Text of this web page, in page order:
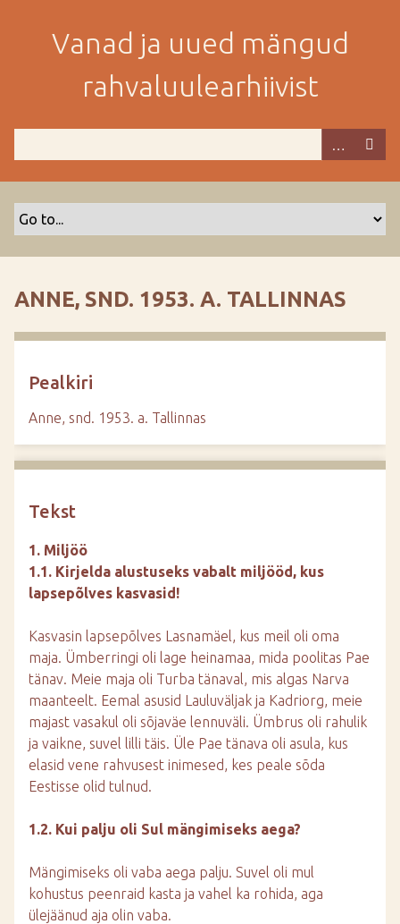
i
Vanad ja uued mängud
rahvaluulearhiivist
ANNE, SND. 1953. A. TALLINNAS
Pealkiri
Anne, snd. 1953. a. Tallinnas
Tekst
1. Miljöö
1.1. Kirjelda alustuseks vabalt miljööd, kus
lapsepõlves kasvasid!
Kasvasin lapsepõlves Lasnamäel, kus meil oli oma
maja. Ümberringi oli lage heinamaa, mida poolitas Pae
tänav. Meie maja oli Turba tänaval, mis algas Narva
maanteelt. Eemal asusid Lauluväljak ja Kadriorg, meie
majast vasakul oli sõjaväe lennuväli. Ümbrus oli rahulik
ja vaikne, suvel lilli täis. Üle Pae tänava oli asula, kus
elasid vene rahvusest inimesed, kes peale sõda
Eestisse olid tulnud.
1.2. Kui palju oli Sul mängimiseks aega?
Mängimiseks oli vaba aega palju. Suvel oli mul
kohustus peenraid kasta ja vahel ka rohida, aga
ülejäänud aja olin vaba.